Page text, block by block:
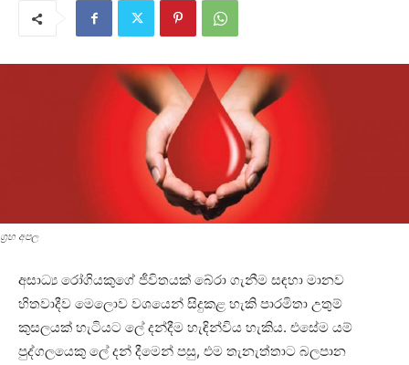
ග්‍රහ අපල
අසාධ්‍ය රෝගියකුගේ ජීවිතයක්‌ බේරා ගැනීම සඳහා මානව
හිතවාදීව මෙලොව වශයෙන් සිදුකළ හැකි පාරමිතා උතුම්
කුසලයක්‌ හැටියට ලේ දන්දීම හැඳින්විය හැකිය. එසේම යම්
පුද්ගලයෙකු ලේ දන් දීමෙන් පසු, එම තැනැත්තාට බලපාන